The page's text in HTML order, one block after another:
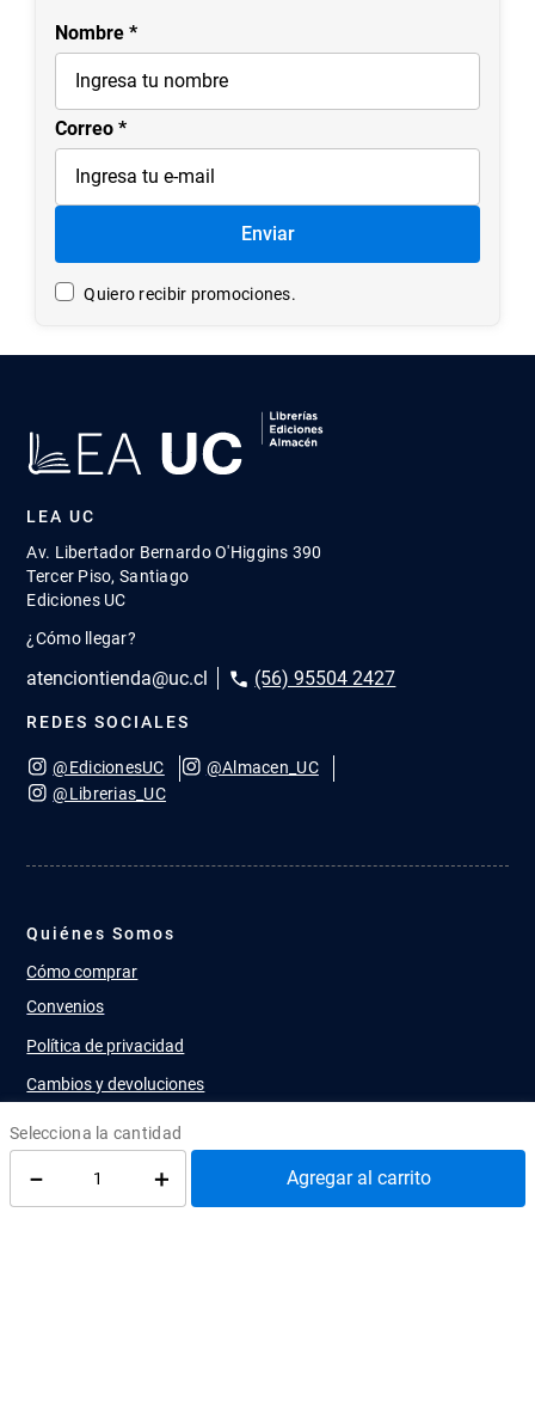
＋
－ Agregar al carrito
Nombre
Correo
Enviar
Quiero recibir promociones.
LEA UC
Av. Libertador Bernardo O'Higgins 390
Tercer Piso, Santiago
Ediciones UC
¿Cómo llegar?
atenciontienda@uc.cl (56) 95504 2427
REDES SOCIALES
@EdicionesUC
@Almacen_UC
@Librerias_UC
Quiénes Somos
Cómo comprar
Convenios
Política de privacidad
Cambios y devoluciones
Política de despacho